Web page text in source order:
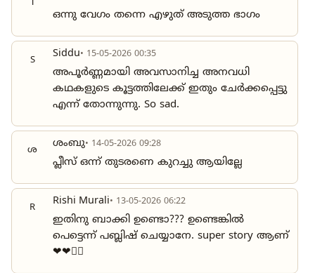
T
ഒന്നു വേഗം തന്നെ എഴുത് അടുത്ത ഭാഗം
S Siddu• 15-05-2026 00:35
അപൂർണ്ണമായി അവസാനിച്ച അനവധി
കഥകളുടെ കൂട്ടത്തിലേക്ക് ഇതും ചേർക്കപ്പെട്ടു
എന്ന് തോന്നുന്നു. So sad.
ശ ശംബു• 14-05-2026 09:28
പ്ലീസ് ഒന്ന് തുടരണെ കുറച്ചു ആയില്ലേ
R Rishi Murali• 13-05-2026 06:22
ഇതിനു ബാക്കി ഉണ്ടൊ??? ഉണ്ടെങ്കിൽ
പെട്ടെന്ന് പബ്ലിഷ് ചെയ്യാനേ. super story ആണ്
❤❤👍🏻